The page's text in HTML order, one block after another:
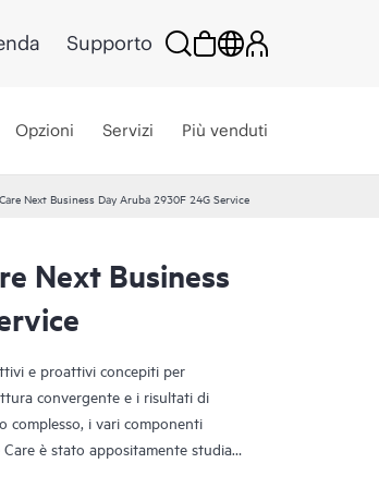
Supporto
Opzioni Servizi Più venduti
Next Business Day Aruba 2930F 24G Service
Next Business
e proattivi concepiti per
convergente e i risultati di
complesso, i vari componenti
è stato appositamente studiato